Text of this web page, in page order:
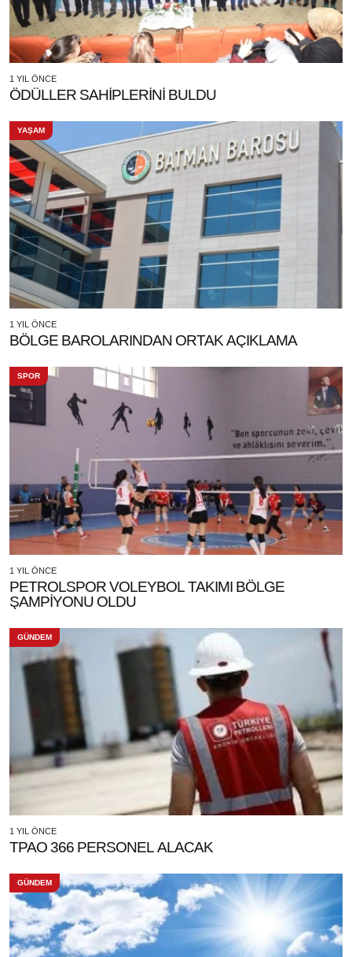
1 YIL ÖNCE
ÖDÜLLER SAHİPLERİNİ BULDU
YAŞAM
1 YIL ÖNCE
BÖLGE BAROLARINDAN ORTAK AÇIKLAMA
SPOR
1 YIL ÖNCE
PETROLSPOR VOLEYBOL TAKIMI BÖLGE
ŞAMPİYONU OLDU
GÜNDEM
1 YIL ÖNCE
TPAO 366 PERSONEL ALACAK
GÜNDEM